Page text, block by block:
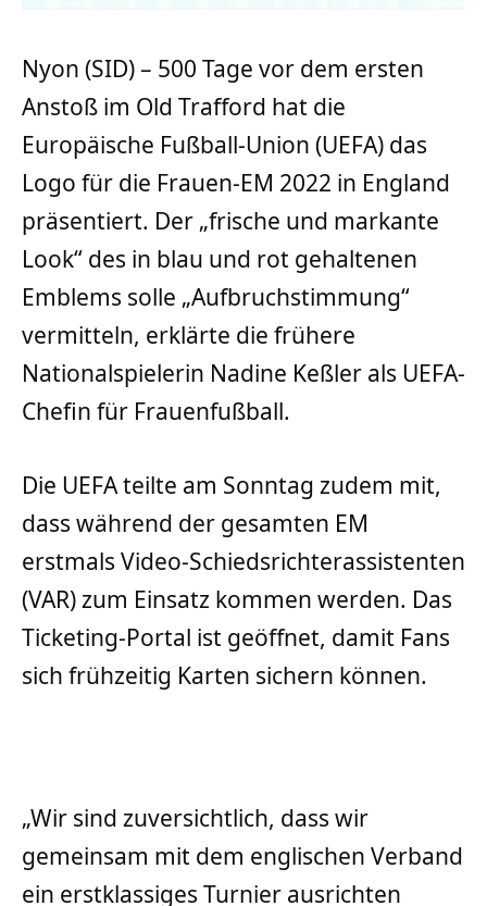
Nyon (SID) – 500 Tage vor dem ersten
Anstoß im Old Trafford hat die
Europäische Fußball-Union (UEFA) das
Logo für die Frauen-EM 2022 in England
präsentiert. Der „frische und markante
Look“ des in blau und rot gehaltenen
Emblems solle „Aufbruchstimmung“
vermitteln, erklärte die frühere
Nationalspielerin Nadine Keßler als UEFA-
Chefin für Frauenfußball.
Die UEFA teilte am Sonntag zudem mit,
dass während der gesamten EM
erstmals Video-Schiedsrichterassistenten
(VAR) zum Einsatz kommen werden. Das
Ticketing-Portal ist geöffnet, damit Fans
sich frühzeitig Karten sichern können.
„Wir sind zuversichtlich, dass wir
gemeinsam mit dem englischen Verband
ein erstklassiges Turnier ausrichten